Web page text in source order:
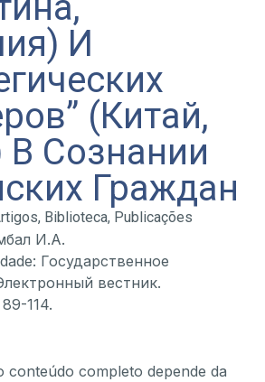
И
(Китай,
Сознании
Граждан
, Biblioteca, Publicações
И.А.
Государственное
вестник.
114.
conteúdo completo depende da